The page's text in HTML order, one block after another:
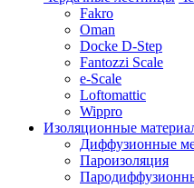
Fakro
Oman
Docke D-Step
Fantozzi Scale
e-Scale
Loftomattic
Wippro
Изоляционные
Диффузионные
Пароизоляция